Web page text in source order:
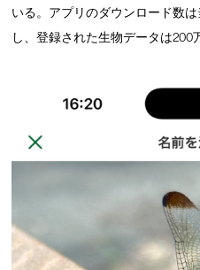
いる。アプリのダウンロード数
し、登録された生物データは200